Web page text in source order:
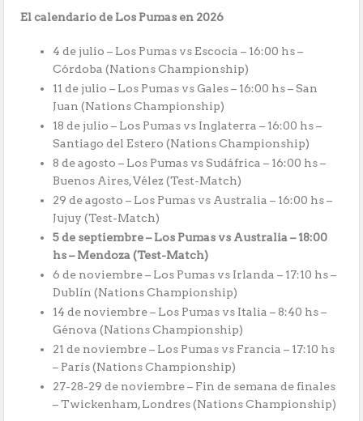
El calendario de Los Pumas en 2026
4 de julio – Los Pumas vs Escocia – 16:00 hs –
Córdoba (Nations Championship)
11 de julio – Los Pumas vs Gales – 16:00 hs – San
Juan (Nations Championship)
18 de julio – Los Pumas vs Inglaterra – 16:00 hs –
Santiago del Estero (Nations Championship)
8 de agosto – Los Pumas vs Sudáfrica – 16:00 hs –
Buenos Aires, Vélez (Test-Match)
29 de agosto – Los Pumas vs Australia – 16:00 hs –
Jujuy (Test-Match)
5 de septiembre – Los Pumas vs Australia – 18:00
hs – Mendoza (Test-Match)
6 de noviembre – Los Pumas vs Irlanda – 17:10 hs –
Dublín (Nations Championship)
14 de noviembre – Los Pumas vs Italia – 8:40 hs –
Génova (Nations Championship)
21 de noviembre – Los Pumas vs Francia – 17:10 hs
– París (Nations Championship)
27-28-29 de noviembre – Fin de semana de finales
– Twickenham, Londres (Nations Championship)